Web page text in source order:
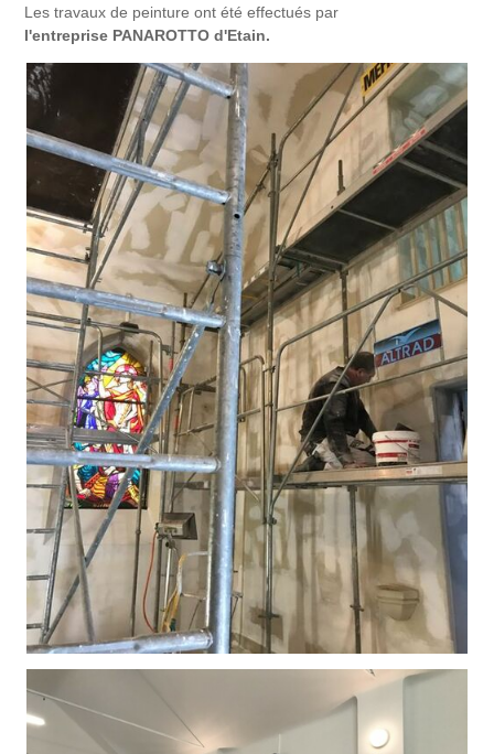
Les travaux de peinture ont été effectués par
l'entreprise PANAROTTO d'Etain.